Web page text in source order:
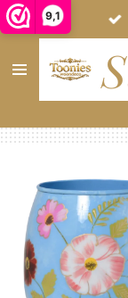
9,1
Ga
direct
naar